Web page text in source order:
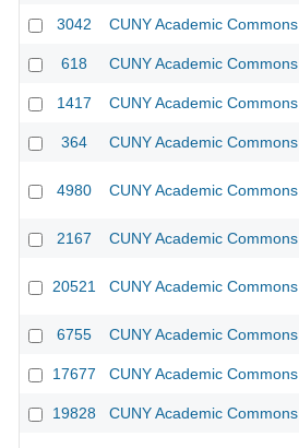
3042 CUNY Academic Commons
618 CUNY Academic Commons
1417 CUNY Academic Commons
364 CUNY Academic Commons
4980 CUNY Academic Commons
2167 CUNY Academic Commons
20521 CUNY Academic Commons
6755 CUNY Academic Commons
17677 CUNY Academic Commons
19828 CUNY Academic Commons